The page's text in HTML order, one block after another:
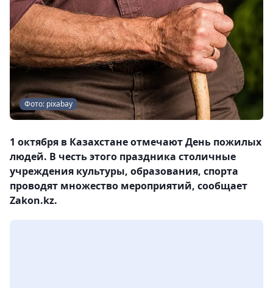
Фото: pixabay
1 октября в Казахстане отмечают День пожилых
людей. В честь этого праздника столичные
учреждения культуры, образования, спорта
проводят множество мероприятий, сообщает
Zakon.kz.